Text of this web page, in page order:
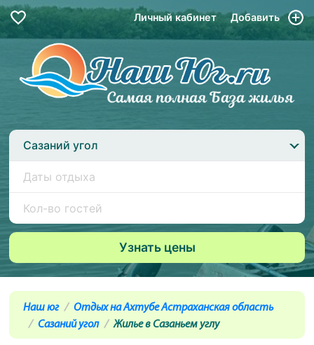
Личный кабинет Добавить
Сазаний угол
Наш юг
Отдых на Ахтубе Астраханская область
Сазаний угол
Жилье в Сазаньем углу